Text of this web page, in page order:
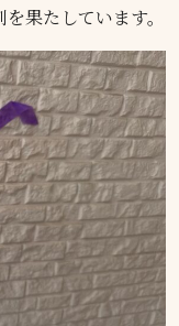
果たしています。